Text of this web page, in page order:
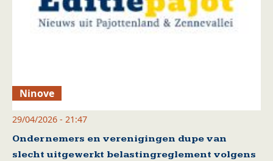
Ninove
29/04/2026 - 21:47
Ondernemers en verenigingen dupe van
slecht uitgewerkt belastingreglement volgens